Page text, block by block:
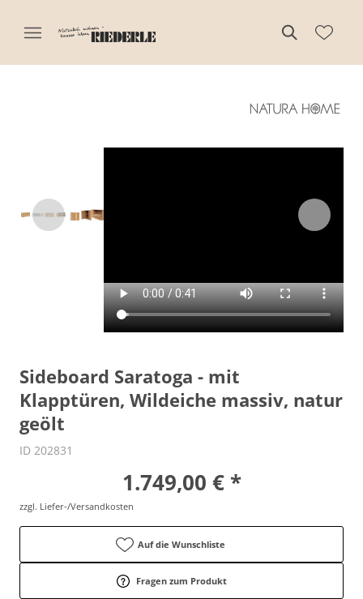
Sideboard Saratoga - mit
Klapptüren, Wildeiche massiv, natur
geölt
ID 202831
1.749,00 € *
zzgl. Liefer-/Versandkosten
Auf die Wunschliste
Fragen zum Produkt